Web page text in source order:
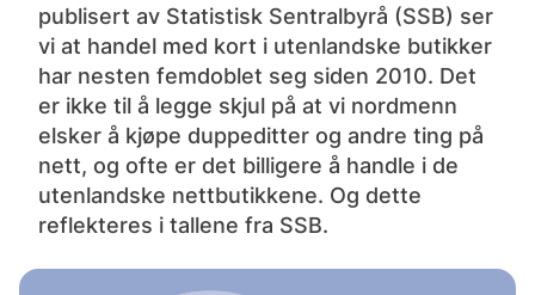
publisert av Statistisk Sentralbyrå (SSB) ser
vi at handel med kort i utenlandske butikker
har nesten femdoblet seg siden 2010. Det
er ikke til å legge skjul på at vi nordmenn
elsker å kjøpe duppeditter og andre ting på
nett, og ofte er det billigere å handle i de
utenlandske nettbutikkene. Og dette
reflekteres i tallene fra SSB. ‍